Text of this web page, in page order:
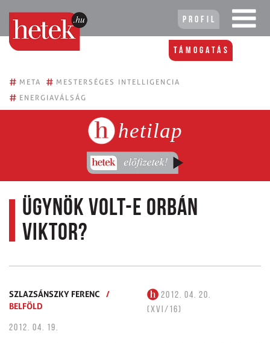
Profil
Támogatás
# META # MESTERSÉGES INTELLIGENCIA
# ENERGIAVÁLSÁG
hetilap
Ügynök volt-e Orbán
Viktor?
SZLAZSÁNSZKY FERENC
/
BELFÖLD
2012. 04. 20.
(XVI/16)
2012. 04. 19.